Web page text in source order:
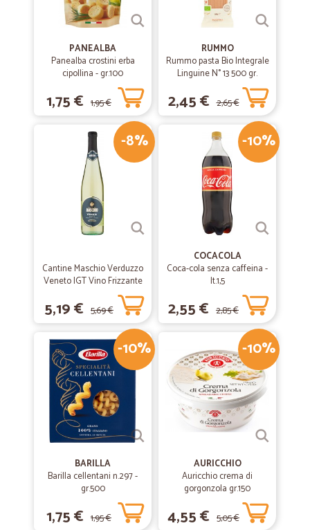
PANEALBA
Panealba crostini erba
cipollina - gr.100
1,75 € 1,95 €
RUMMO
Rummo pasta Bio Integrale
Linguine N° 13 500 gr.
2,45 € 2,65 €
-8%
Cantine Maschio Verduzzo
Veneto IGT Vino Frizzante
5,19 € 5,69 €
-10%
COCACOLA
Coca-cola senza caffeina -
lt.1,5
2,55 € 2,85 €
-10%
BARILLA
Barilla cellentani n.297 -
gr.500
1,75 € 1,95 €
-10%
AURICCHIO
Auricchio crema di
gorgonzola gr.150
4,55 € 5,05 €